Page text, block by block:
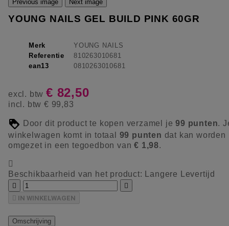
Previous image Next image
YOUNG NAILS GEL BUILD PINK 60GR
Merk
YOUNG NAILS
Referentie
810263010681
ean13
0810263010681
excl. btw € 82,50
incl. btw € 99,83
Door dit product te kopen verzamel je99 punten.
winkelwagen komt in totaal 99 punten dat kan worden
omgezet in een tegoedbon van€ 1,98.

Beschikbaarheid van het product:
Langere Levertijd


IN WINKELWAGEN
Omschrijving